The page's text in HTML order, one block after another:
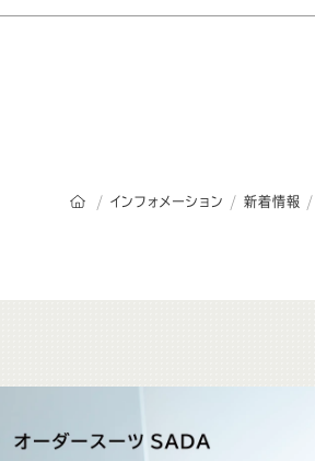
オーダースーツSADAのトップページ
インフォメーション 新着情報